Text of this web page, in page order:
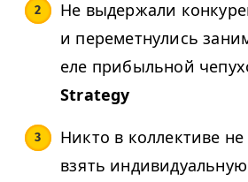
Не выдержали
и переметнулись
еле прибыльной
Strategy
Никто в коллективе
взять индивидуальную